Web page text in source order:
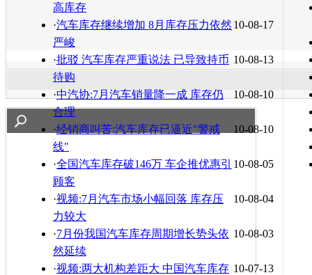
高库存
10-08-17
·汽车库存继续增加 8月库存压力依然
严峻
10-08-13
·批驳 汽车库存严重说法 已导致持币
待购
10-08-10
·中汽协:7月汽车销量降一成 库存仍
合理
10-08-10
·经销商叫苦:汽车库存已逼近"警戒
线"
10-08-05
·全国汽车库存破146万 车企推优惠引
顾客
10-08-04
·视频:7月汽车市场小幅回落 库存压
力较大
10-08-03
·7月份我国汽车库存周期增长势头依
然延续
10-07-13
·视频:两大机构差距大 中国汽车库存